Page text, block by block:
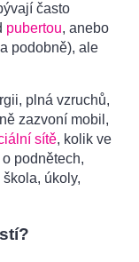
často
pubertou, anebo
podobně), ale
plná vzruchů,
zazvoní mobil,
sítě, kolik ve
podnětech,
úkoly,